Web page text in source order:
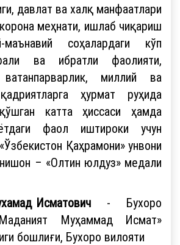
давлат ва халқ манфаатлари
меҳнати, ишлаб чиқариш
соҳалардаги кўп
ва ибратли фаолияти,
миллий ва
ҳурмат руҳида
катта ҳиссаси ҳамда
фаол иштироки учун
Қаҳрамони» унвони
– «Олтин юлдуз» медали
Исматович
- Бухоро
Муҳаммад Исмат»
бошлиғи, Бухоро вилояти